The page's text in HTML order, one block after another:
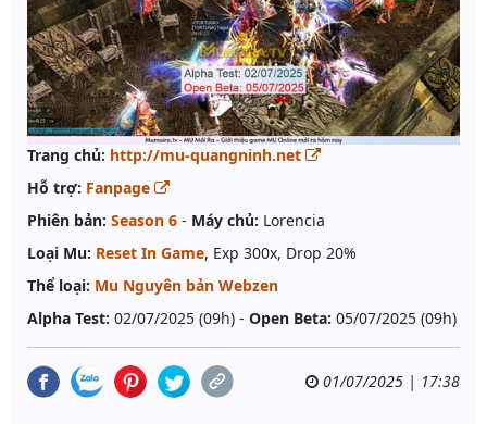
Trang chủ: http://mu-quangninh.net
Hỗ trợ: Fanpage
Phiên bản: Season 6 - Máy chủ: Lorencia
Loại Mu: Reset In Game, Exp 300x, Drop 20%
Thể loại: Mu Nguyên bản Webzen
Alpha Test: 02/07/2025 (09h) - Open Beta: 05/07/2025 (09h)
01/07/2025 | 17:38